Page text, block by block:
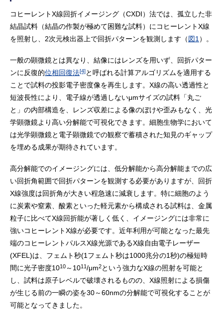
コヒーレントX線回折イメージング（CXDI）法では、孤立した非
結晶試料（結晶の作製が極めて困難な試料）にコヒーレントX線
を照射し、2次元検出器上で回折パターンを観測します（図1 ）。
一般の顕微鏡とは異なり、結像にはレンズを用いず、回折パター
ンに反復的位相回復法[4]と呼ばれる計算アルゴリズムを適用する
ことで試料の投影電子密度像を再生します。X線の高い透過性と
短波長性により、電子線が透過しないμmサイズの試料「丸ご
と」の内部構造を、レンズ収差による像のぼけや歪みもなく、光
学顕微鏡より高い分解能で可視化できます。細胞生物学において
は光学顕微鏡と電子顕微鏡での観察で蓄積された知見のギャップ
を埋める成果が期待されています。
高分解能でのイメージングには、低分解能から高分解能までの広
い回折角範囲で回折パターンを観測する必要がありますが、回折
X線強度は回折角が大きい程急速に減衰します。特に細胞のよう
に炭素や窒素、酸素といった軽元素から構成される試料は、金属
粒子に比べてX線回折能が著しく低く、イメージングには非常に
強いコヒーレントX線が必要です。近年利用が可能となった最先
端のコヒーレントパルスX線光源であるX線自由電子レーザー
(XFEL)は、フェムト秒(1フェムト秒は1000兆分の1秒)の極短時
間に光子密度1010 ～1011/μm2という強力なX線の照射を可能と
し、試料は原子レベルで破壊されるものの、X線照射による損傷
が生じる前の一瞬の姿を30～60nmの分解能で可視化することが
可能となってきました。